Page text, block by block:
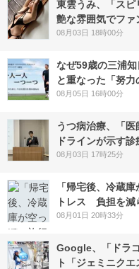
東雲うみ、「スピ
艶な雰囲気でファ
08月03日 18時00分
なぜ59歳の三浦
と重なった「努力
08月05日 16時00分
うつ病治療、「
ドラインが示す診
08月03日 17時25分
「帰宅後、冷蔵
トレス 負担を減
08月01日 20時33分
Google、「ドラ
ト「ジェミニク